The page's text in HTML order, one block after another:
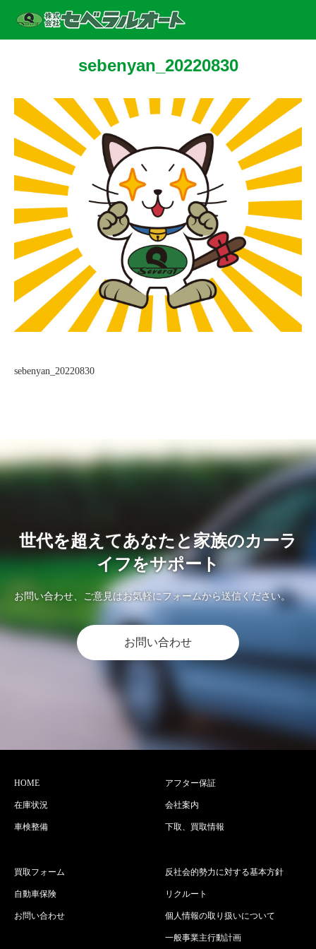
sebenyan_20220830
sebenyan_20220830
世代を超えてあなたと家族のカーラ
イフをサポート
お問い合わせ、ご意見はお気軽にフォームから送信ください。
お問い合わせ
HOME
在庫状況
車検整備
アフター保証
会社案内
下取、買取情報
買取フォーム
自動車保険
お問い合わせ
反社会的勢力に対する基本方針
リクルート
個人情報の取り扱いについて
一般事業主行動計画